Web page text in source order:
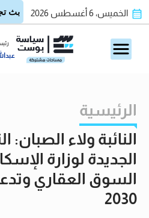
الخميس، 6 أغسطس 2026
الرئيسية
النائبة ولاء الصبان:
الجديدة لوزارة
السوق العقاري
2030